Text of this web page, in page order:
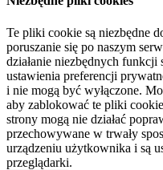
Te pliki cookie są niezbędne
poruszanie się po naszym
działanie niezbędnych
ustawienia preferencji
i nie mogą być wyłączone.
aby zablokować te pliki
strony mogą nie działać
przechowywane w trwały
urządzeniu użytkownika i są
przeglądarki.